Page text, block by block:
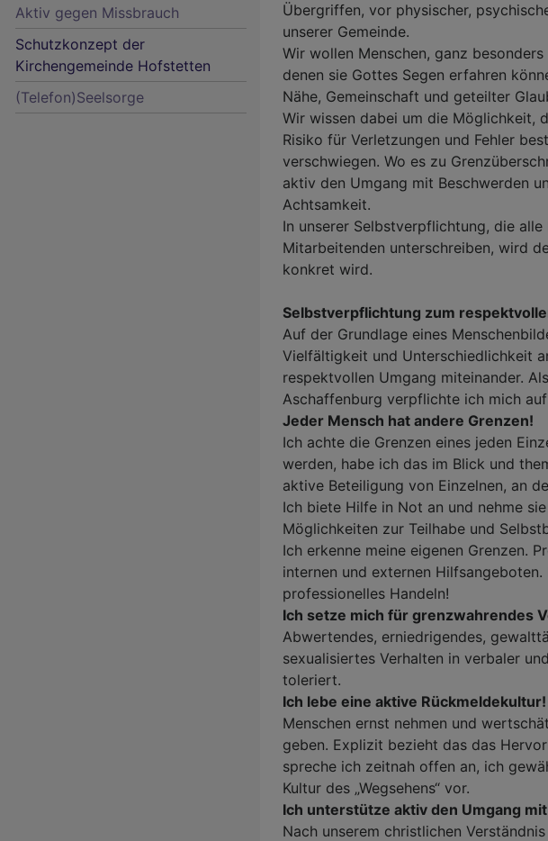
Aktiv gegen Missbrauch
Schutzkonzept der
Kirchengemeinde Hofstetten
(Telefon)Seelsorge
Übergriffen, vor physischer,
unserer Gemeinde.
Wir wollen Menschen, ganz
denen sie Gottes Segen erfahren
Nähe, Gemeinschaft und geteilter
Wir wissen dabei um die Möglichkeit,
Risiko für Verletzungen und Fehler
verschwiegen. Wo es zu
aktiv den Umgang mit Beschwerden
Achtsamkeit.
In unserer Selbstverpflichtung, die
Mitarbeitenden unterschreiben, wird
konkret wird.
Selbstverpflichtung zum
Auf der Grundlage eines
Vielfältigkeit und Unterschiedlichkeit
respektvollen Umgang miteinander.
Aschaffenburg verpflichte ich mich
Jeder Mensch hat andere Grenzen!
Ich achte die Grenzen eines jeden
werden, habe ich das im Blick und
aktive Beteiligung von Einzelnen, an
Ich biete Hilfe in Not an und nehme
Möglichkeiten zur Teilhabe und
Ich erkenne meine eigenen Grenzen.
internen und externen
professionelles Handeln!
Ich setze mich für grenzwahrendes
Abwertendes, erniedrigendes,
sexualisiertes Verhalten in verbaler
toleriert.
Ich lebe eine aktive Rückmeldekultur!
Menschen ernst nehmen und
geben. Explizit bezieht das das
spreche ich zeitnah offen an, ich
Kultur des „Wegsehens“ vor.
Ich unterstütze aktiv den Umgang
Nach unserem christlichen